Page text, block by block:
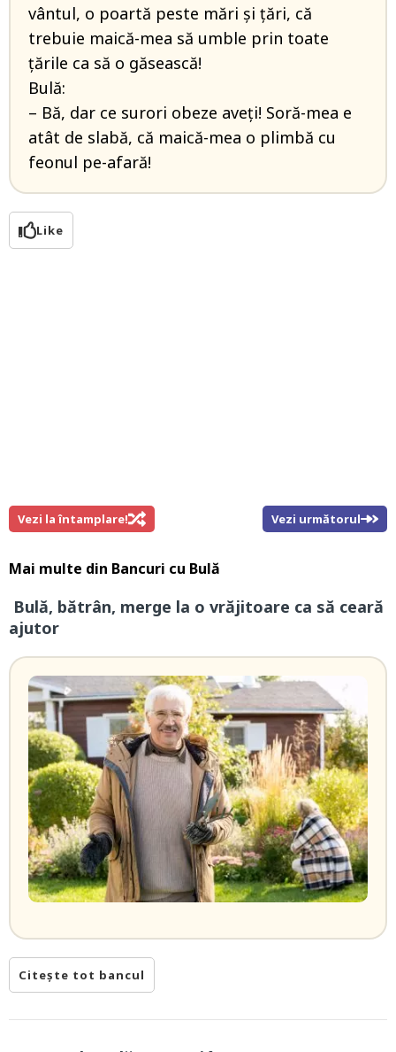
vântul, o poartă peste mări şi ţări, că
trebuie maică-mea să umble prin toate
ţările ca să o găsească!
Bulă:
– Bă, dar ce surori obeze aveţi! Soră-mea e
atât de slabă, că maică-mea o plimbă cu
feonul pe-afară!
Like
Vezi la întamplare! Vezi următorul
Mai multe din Bancuri cu Bulă
Bulă, bătrân, merge la o vrăjitoare ca să ceară
ajutor
Citește tot bancul